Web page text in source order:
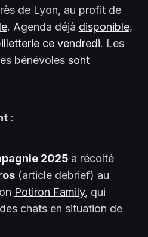
de Lyon, au profit de
. Agenda déjà disponible,
ce vendredi. Les
bénévoles sont
:
2025 a récolté
(article debrief) au
Potiron Family, qui
chats en situation de